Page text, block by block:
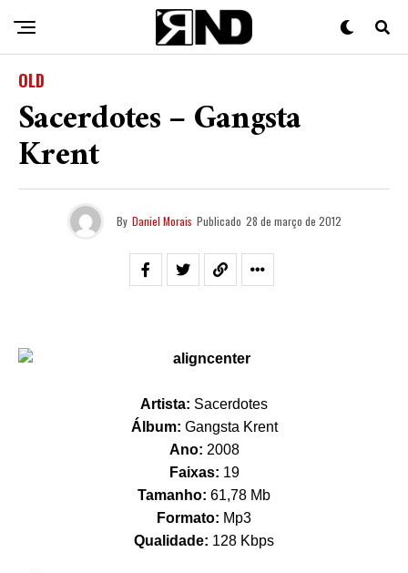
OLD
Sacerdotes – Gangsta
Krent
By Daniel Morais Publicado 28 de março de 2012
Artista: Sacerdotes
Álbum: Gangsta Krent
Ano: 2008
Faixas: 19
Tamanho: 61,78 Mb
Formato: Mp3
Qualidade: 128 Kbps